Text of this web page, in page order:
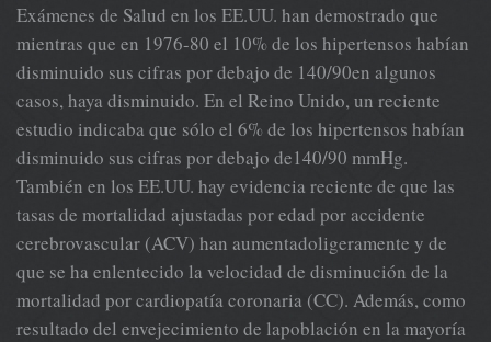
Exámenes de Salud en los EE.UU. han demostrado que
mientras que en 1976-80 el 10% de los hipertensos habían
disminuido sus cifras por debajo de 140/90en algunos
casos, haya disminuido. En el Reino Unido, un reciente
estudio indicaba que sólo el 6% de los hipertensos habían
disminuido sus cifras por debajo de140/90 mmHg.
También en los EE.UU. hay evidencia reciente de que las
tasas de mortalidad ajustadas por edad por accidente
cerebrovascular (ACV) han aumentadoligeramente y de
que se ha enlentecido la velocidad de disminución de la
mortalidad por cardiopatía coronaria (CC). Además, como
resultado del envejecimiento de lapoblación en la mayoría